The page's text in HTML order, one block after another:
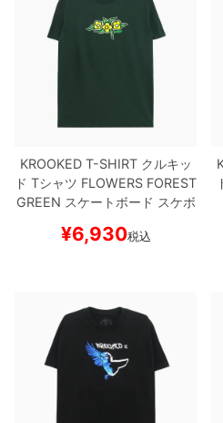
KROOKED T-SHIRTクルキッ
ド Tシャツ FLOWERS FOREST
GREEN スケートボード スケボ
¥6,930税込
7.7inch
7.8inch
7.9inch
8.0inch
8.1inch
8.4inch
8.5inch
7.8inch
7.9inch
8.0inch
8.1inch
8.2inch
8.5inch
8.6inch
56mm
57mm
58mm
59mm
60mm
64mm
65mm
ボーンズ XF（エックスフォー
ラ）
ソフトウィール（クルーザー）
ベアリング
デッキテープ
ボルト
パーツ・その他
練習用アイテム（初心者にお
スケートケース・バッグ
メディア（雑誌・DVD・CD）
24cm
24.5cm
25.5cm
26cm
27.5cm
28cm
インソール
シューレース・その他
トレーナー・セーター
パンツ
ショーツ
長袖ボタンシャツ
キャップ
ソックス
アンダーウエア
ブランド紹介
求人情報
プライバシーポリシー
特定商取引法に基づく表記